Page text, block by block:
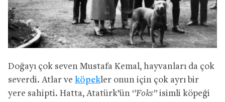
Doğayı çok seven Mustafa Kemal, hayvanları da çok
severdi. Atlar ve köpekler onun için çok ayrı bir
yere sahipti. Hatta, Atatürk’ün ‘’Foks’’ isimli köpeği